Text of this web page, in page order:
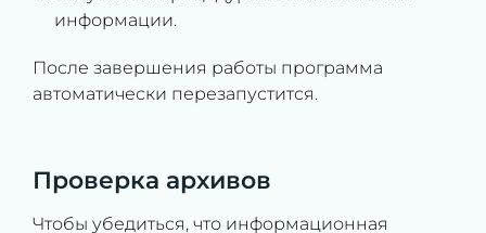
информации.
После завершения работы программа
автоматически перезапустится.
Проверка архивов
Чтобы убедиться, что информационная